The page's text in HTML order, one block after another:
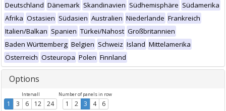
Deutschland Dänemark Skandinavien Südhemisphäre Südamerika
Afrika Ostasien Südasien Australien Niederlande Frankreich
Italien/Balkan Spanien Türkei/Nahost Großbritannien
Baden Württemberg Belgien Schweiz Island Mittelamerika
Österreich Osteuropa Polen Finnland
Options
Intervall
1 3 6 12 24
Number of panels in row
1 2 3 4 6